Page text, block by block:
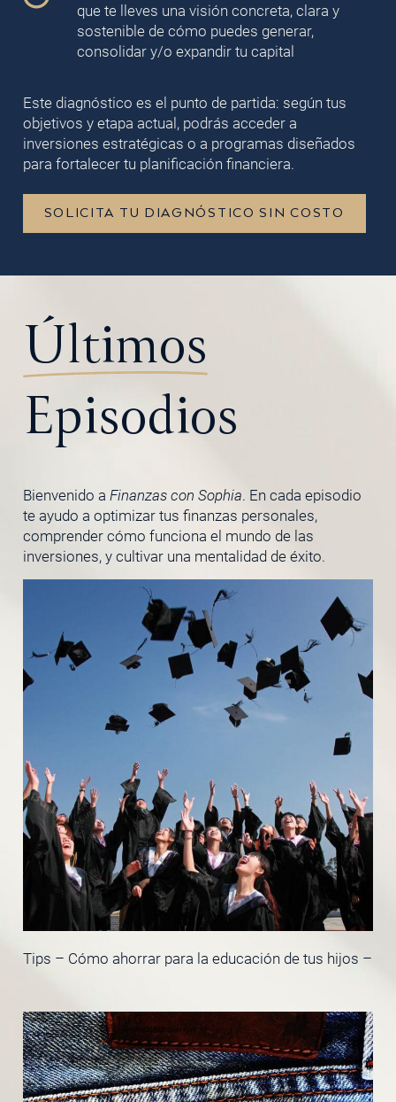
que te lleves una visión concreta, clara y
sostenible de cómo puedes generar,
consolidar y/o expandir tu capital
Este diagnóstico es el punto de partida: según tus
objetivos y etapa actual, podrás acceder a
inversiones estratégicas o a programas diseñados
para fortalecer tu planificación financiera.
SOLICITA TU DIAGNÓSTICO SIN COSTO
Últimos
Episodios
Bienvenido a Finanzas con Sophia. En cada episodio
te ayudo a optimizar tus finanzas personales,
comprender cómo funciona el mundo de las
inversiones, y cultivar una mentalidad de éxito.
Tips – Cómo ahorrar para la educación de tus hijos –